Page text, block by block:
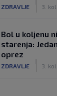
ZDRAVLJE 3. kol.
Bol u koljenu
starenja:
oprez
ZDRAVLJE 3. kol.